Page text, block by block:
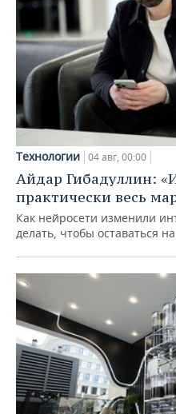
Технологии 04 авг, 00:00
Айдар Гибадуллин:
практически весь
Как нейросети изменили
делать, чтобы оставаться